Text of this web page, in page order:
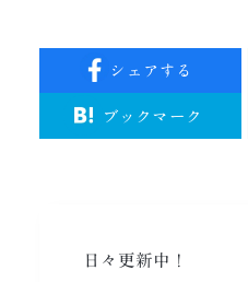
シェアする
ブックマーク
日々更新中！